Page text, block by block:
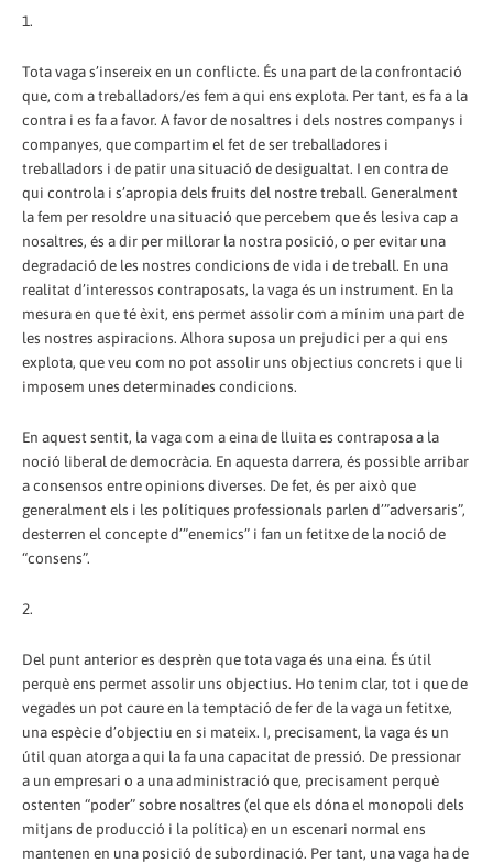
1.
Tota vaga s’insereix en un conflicte. És una part de la confrontació
que, com a treballadors/es fem a qui ens explota. Per tant, es fa a la
contra i es fa a favor. A favor de nosaltres i dels nostres companys i
companyes, que compartim el fet de ser treballadores i
treballadors i de patir una situació de desigualtat. I en contra de
qui controla i s’apropia dels fruits del nostre treball. Generalment
la fem per resoldre una situació que percebem que és lesiva cap a
nosaltres, és a dir per millorar la nostra posició, o per evitar una
degradació de les nostres condicions de vida i de treball. En una
realitat d’interessos contraposats, la vaga és un instrument. En la
mesura en que té èxit, ens permet assolir com a mínim una part de
les nostres aspiracions. Alhora suposa un prejudici per a qui ens
explota, que veu com no pot assolir uns objectius concrets i que li
imposem unes determinades condicions.
En aquest sentit, la vaga com a eina de lluita es contraposa a la
noció liberal de democràcia. En aquesta darrera, és possible arribar
a consensos entre opinions diverses. De fet, és per això que
generalment els i les polítiques professionals parlen d’”adversaris”,
desterren el concepte d’”enemics” i fan un fetitxe de la noció de
“consens”.
2.
Del punt anterior es desprèn que tota vaga és una eina. És útil
perquè ens permet assolir uns objectius. Ho tenim clar, tot i que de
vegades un pot caure en la temptació de fer de la vaga un fetitxe,
una espècie d’objectiu en si mateix. I, precisament, la vaga és un
útil quan atorga a qui la fa una capacitat de pressió. De pressionar
a un empresari o a una administració que, precisament perquè
ostenten “poder” sobre nosaltres (el que els dóna el monopoli dels
mitjans de producció i la política) en un escenari normal ens
mantenen en una posició de subordinació. Per tant, una vaga ha de